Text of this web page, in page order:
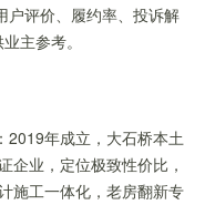
户评价、履约率、投诉解
主参考。
年成立，大石桥本土
企业，定位极致性价比，
施工一体化，老房翻新专